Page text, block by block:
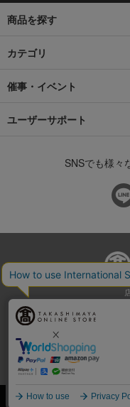
商品を探す
カテゴリ
催事・イベント
ユーザーサポート
SNSでも様々
推奨環境 特定商取
Cookie等の第三者提供
©Takashimaya